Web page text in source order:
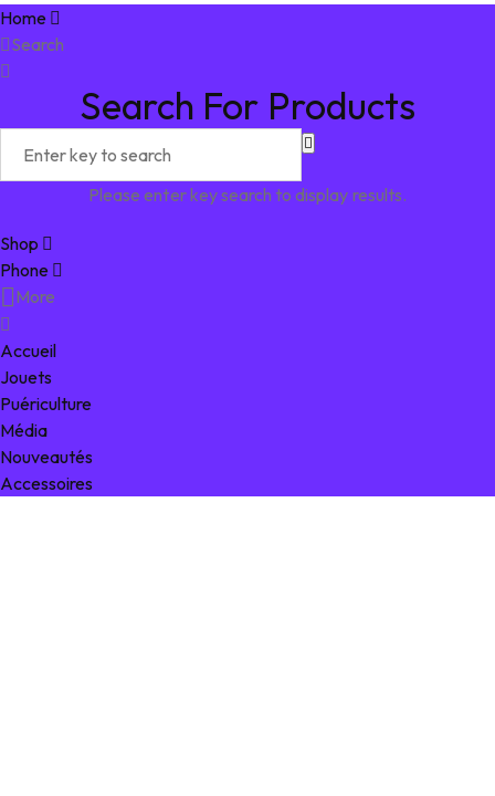
Home
Search
Search For Products
Please enter key search to display results.
Shop
Phone
More
Accueil
Jouets
Puériculture
Média
Nouveautés
Accessoires